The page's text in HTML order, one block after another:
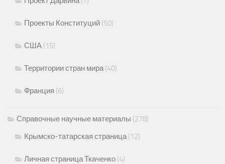
Проекты Конституций (50)
США (15)
Территории стран мира(40)
Франция (6)
Справочные научные материалы (278)
Крымско-татарская страница(12)
Личная страница Ткаченко (4)